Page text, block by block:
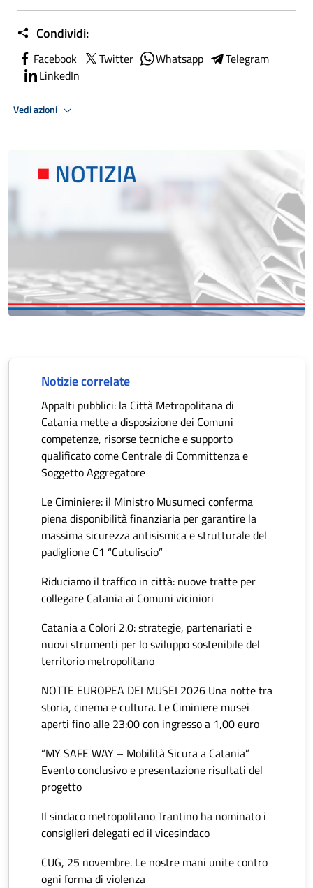
Condividi:
Facebook Twitter Whatsapp
Telegram
LinkedIn
Vedi azioni
Notizie correlate
Appalti pubblici: la Città Metropolitana di
Catania mette a disposizione dei Comuni
competenze, risorse tecniche e supporto
qualificato come Centrale di Committenza e
Soggetto Aggregatore
Le Ciminiere: il Ministro Musumeci conferma
piena disponibilità finanziaria per garantire la
massima sicurezza antisismica e strutturale del
padiglione C1 “Cutuliscio”
Riduciamo il traffico in città: nuove tratte per
collegare Catania ai Comuni viciniori
Catania a Colori 2.0: strategie, partenariati e
nuovi strumenti per lo sviluppo sostenibile del
territorio metropolitano
NOTTE EUROPEA DEI MUSEI 2026 Una notte tra
storia, cinema e cultura. Le Ciminiere musei
aperti fino alle 23:00 con ingresso a 1,00 euro
“MY SAFE WAY – Mobilità Sicura a Catania”
Evento conclusivo e presentazione risultati del
progetto
Il sindaco metropolitano Trantino ha nominato i
consiglieri delegati ed il vicesindaco
CUG, 25 novembre. Le nostre mani unite contro
ogni forma di violenza